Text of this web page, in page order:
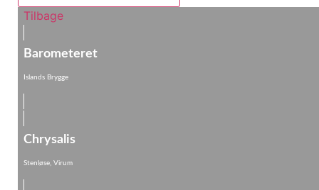
Tilbage
Barometeret
Islands Brygge
Chrysalis
Stenløse, Virum